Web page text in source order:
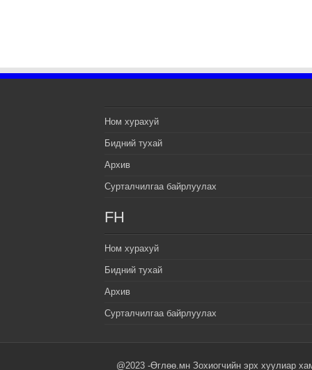
Ном хурахуй
Бидний тухай
Архив
Сурталчилгаа байрлуулах
FH
Ном хурахуй
Бидний тухай
Архив
Сурталчилгаа байрлуулах
@2023 -Өглөө.мн Зохиогчийн эрх хуулиар